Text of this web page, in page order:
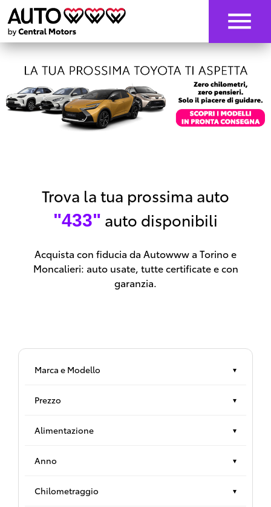
Trova la tua prossima auto
"433" auto disponibili
Acquista con fiducia da Autowww a Torino e
Moncalieri: auto usate, tutte certificate e con
garanzia.
Marca e Modello ▾
Prezzo ▾
Alimentazione ▾
Anno ▾
Chilometraggio ▾